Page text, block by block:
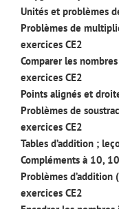
Unités et problèmes
Problèmes de
exercices CE2
Comparer les
exercices CE2
Points alignés et
Problèmes de
exercices CE2
Tables d’addition ;
Compléments à 10,
Problèmes
exercices CE2